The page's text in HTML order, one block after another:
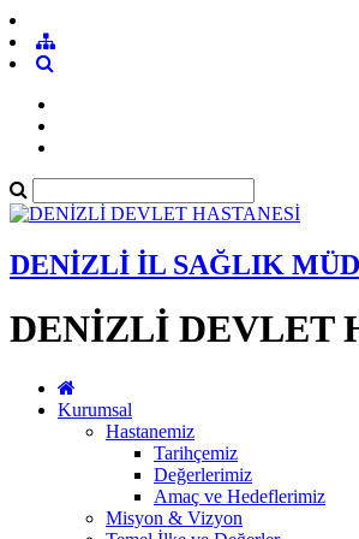
DENİZLİ İL SAĞLIK
DENİZLİ DEVLET
Kurumsal
Hastanemiz
Tarihçemiz
Değerlerimiz
Amaç ve Hedeflerimiz
Misyon & Vizyon